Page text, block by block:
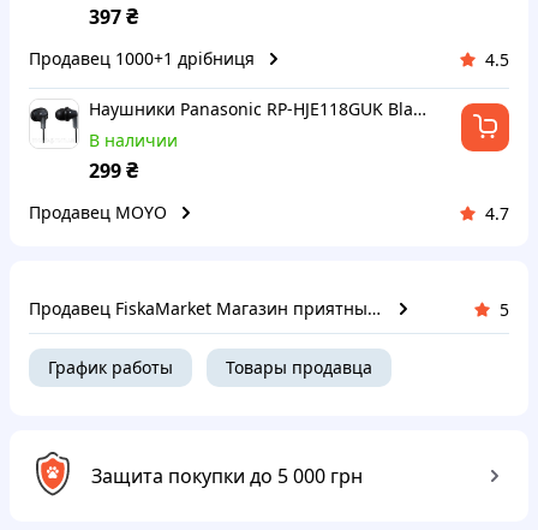
397₴
Продавец 1000+1 дрібниця 4.5
Наушники Panasonic RP-HJE118GUK Black
В наличии
299₴
Продавец MOYO 4.7
Продавец FiskaMarket Магазин приятных покупок 5
График работы Товары продавца
Защита покупки до 5 000 грн